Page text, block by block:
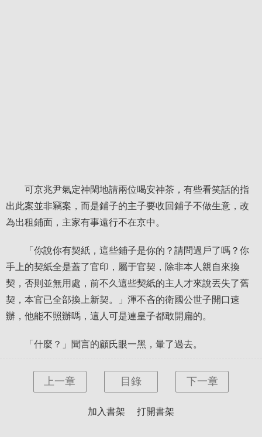
可京兆尹氣定神閑地請兩位喝安神茶，有些看笑話的指
出此案並非竊案，而是鋪子的主子要收回鋪子不做生意，改
為出租鋪面，主家有事遠行不在京中。
「你說你有契紙，這些鋪子是你的？請問過戶了嗎？你
手上的契紙全是蓋了官印，屬于官契，除非本人親自來換
契，否則並無用處，前不久這些契紙的主人才來說丟失了舊
契，本官已全部換上新契。」渾不吝的衛國公世子開口速
辦，他能不照辦嗎，這人可是連皇子都敢開扁的。
「什麼？」聞言的顧氏眼一黑，暈了過去。
上一章 目錄 下一章
加入書架 打開書架